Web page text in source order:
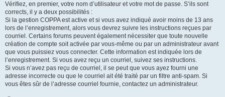
Vérifiez, en premier, votre nom d’utilisateur et votre mot de passe. S’ils sont
corrects, il y a deux possibilités :
Si la gestion COPPA est active et si vous avez indiqué avoir moins de 13 ans
lors de l’enregistrement, alors vous devrez suivre les instructions reçues par
courriel. Certains forums peuvent également nécessiter que toute nouvelle
création de compte soit activée par vous-même ou par un administrateur avant
que vous puissiez vous connecter. Cette information est indiquée lors de
l’enregistrement. Si vous avez reçu un courriel, suivez ses instructions.
Si vous n’avez pas reçu de courriel, il se peut que vous ayez fourni une
adresse incorrecte ou que le courriel ait été traité par un filtre anti-spam. Si
vous êtes sûr de l’adresse courriel fournie, contactez un administrateur.